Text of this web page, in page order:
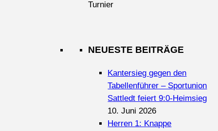
Turnier
NEUESTE BEITRÄGE
Kantersieg gegen den
Tabellenführer – Sportunion
Sattledt feiert 9:0-Heimsieg
10. Juni 2026
Herren 1: Knappe